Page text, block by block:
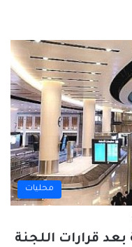
محليات
قرارات اللجنة